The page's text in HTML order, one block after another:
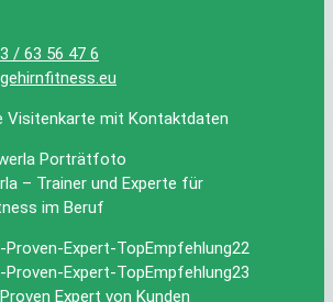
/ 63 56 47 6
– Trainer und Experte für
im Beruf